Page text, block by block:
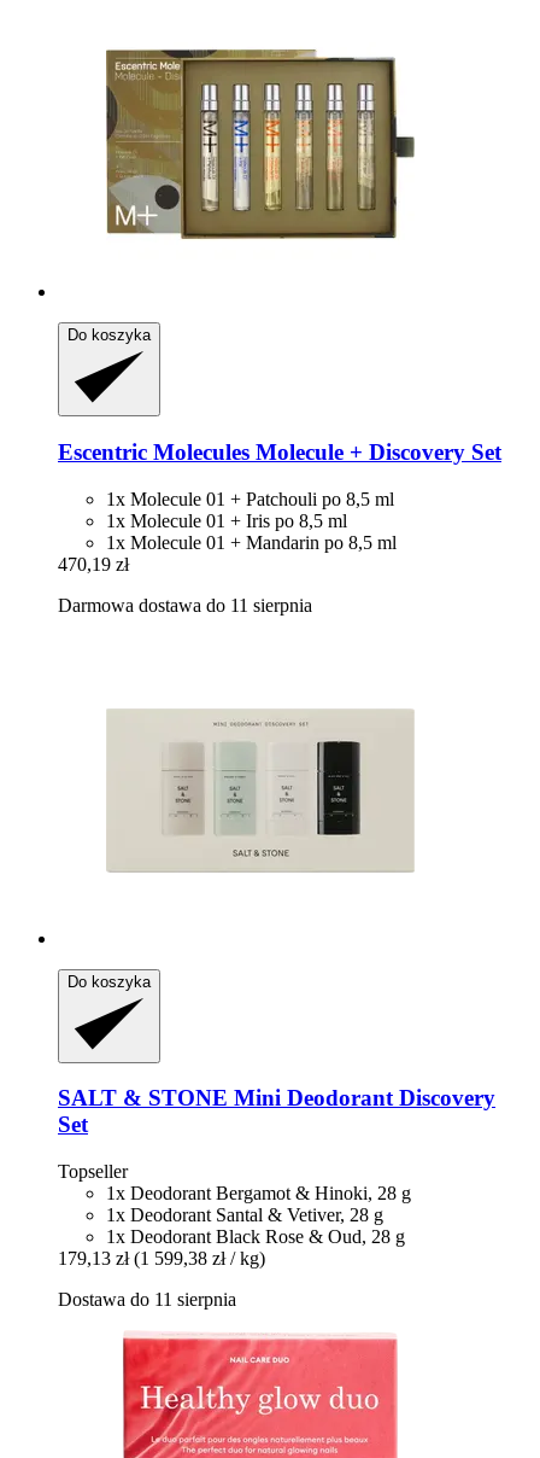
Do koszyka
Escentric Molecules Molecule + Discovery Set
1x Molecule 01 + Patchouli po 8,5 ml
1x Molecule 01 + Iris po 8,5 ml
1x Molecule 01 + Mandarin po 8,5 ml
470,19 zł
Darmowa dostawa do 11 sierpnia
Do koszyka
SALT & STONE Mini Deodorant Discovery
Set
Topseller
1x Deodorant Bergamot & Hinoki, 28 g
1x Deodorant Santal & Vetiver, 28 g
1x Deodorant Black Rose & Oud, 28 g
179,13 zł (1 599,38 zł / kg)
Dostawa do 11 sierpnia